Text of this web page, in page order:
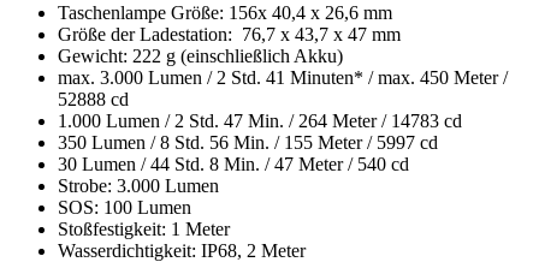
Taschenlampe Größe: 156x 40,4 x 26,6 mm
Größe der Ladestation: 76,7 x 43,7 x 47 mm
Gewicht: 222 g (einschließlich Akku)
max. 3.000 Lumen / 2 Std. 41 Minuten* / max. 450 Meter /
52888 cd
1.000 Lumen / 2 Std. 47 Min. / 264 Meter / 14783 cd
350 Lumen / 8 Std. 56 Min. / 155 Meter / 5997 cd
30 Lumen / 44 Std. 8 Min. / 47 Meter / 540 cd
Strobe: 3.000 Lumen
SOS: 100 Lumen
Stoßfestigkeit: 1 Meter
Wasserdichtigkeit: IP68, 2 Meter